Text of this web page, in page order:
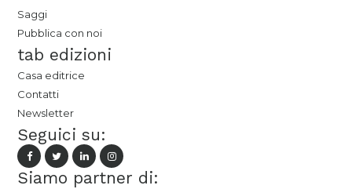
Saggi
Pubblica con noi
tab edizioni
Casa editrice
Contatti
Newsletter
Seguici su:
Siamo partner di: